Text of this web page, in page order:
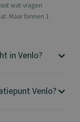
wat vragen
Maar binnen 1
in Venlo?
Venlo?